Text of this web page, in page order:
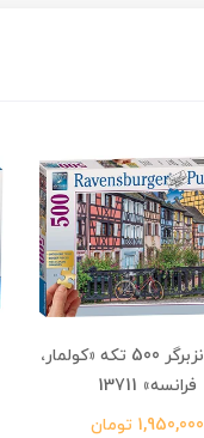
پازل رونزبرگر 500 تکه «کولمار،
فرانسه» 13711
1,950,000 تومان